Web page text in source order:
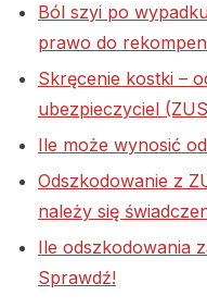
Ból szyi po
prawo do
Skręcenie kostki –
ubezpieczyciel
Ile może wynosić
Odszkodowanie z
należy się
Ile odszkodowania
Sprawdź!